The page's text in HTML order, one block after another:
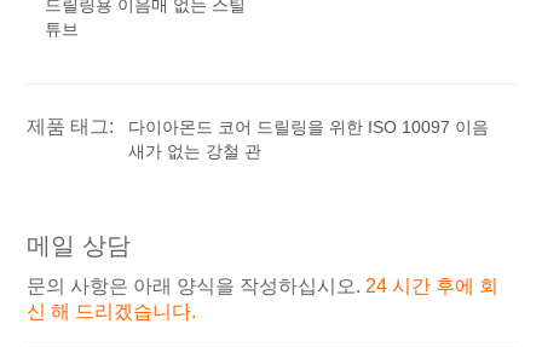
드릴링용 이음매 없는 스틸
튜브
제품 태그:
다이아몬드 코어 드릴링을 위한 ISO 10097 이음
새가 없는 강철 관
메일 상담
문의 사항은 아래 양식을 작성하십시오. 24 시간 후에 회
신 해 드리겠습니다.